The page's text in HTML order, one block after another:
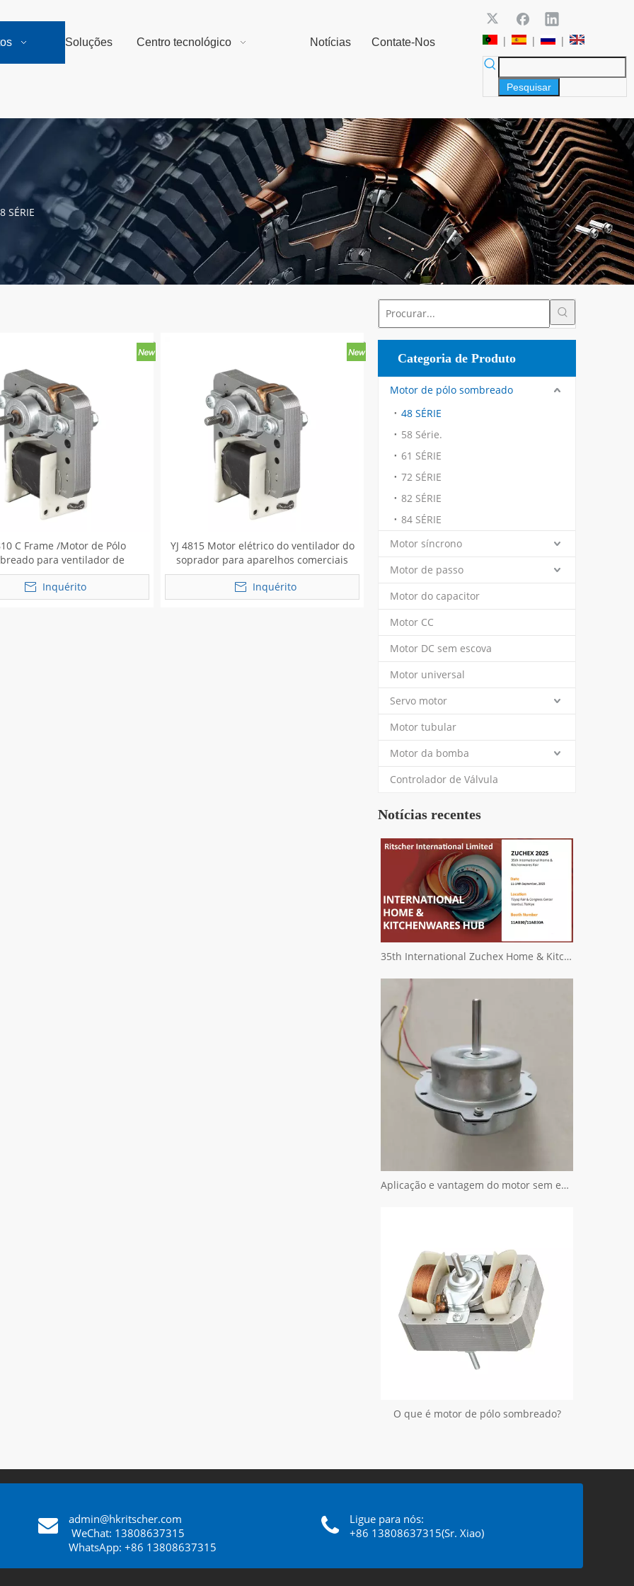
Soluções Centro tecnológico Notícias Contate-Nos | | |
Pesquisar
SÉRIE
C Frame /Motor de Pólo
para ventilador de
ventilação
Inquérito
YJ 4815 Motor elétrico do ventilador do
soprador para aparelhos comerciais
Inquérito
Categoria de Produto
Motor de pólo sombreado
48 SÉRIE
58 Série.
61 SÉRIE
72 SÉRIE
82 SÉRIE
84 SÉRIE
Motor síncrono
Motor de passo
Motor do capacitor
Motor CC
Motor DC sem escova
Motor universal
Servo motor
Motor tubular
Motor da bomba
Controlador de Válvula
Notícias recentes
35th International Zuchex Home & Kitchenwares Fair Convitition - Ritscher International Limited
Aplicação e vantagem do motor sem escova
O que é motor de pólo sombreado?
admin@hkritscher.com
WeChat: 13808637315
WhatsApp: +86 13808637315
Ligue para nós:
+86 13808637315(Sr. Xiao)